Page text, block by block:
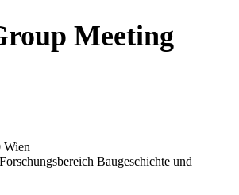
Meeting
Wien
Baugeschichte und